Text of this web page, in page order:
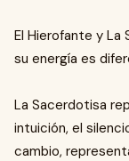
El Hierofante y
su energía es
La Sacerdotisa
intuición, el
cambio,